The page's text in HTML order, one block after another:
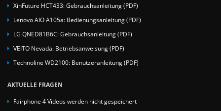
XinFuture HCT433: Gebrauchsanleitung (PDF)
Lenovo AIO A105a: Bedienungsanleitung (PDF)
LG QNED81B6C: Gebrauchsanleitung (PDF)
VEITO Nevada: Betriebsanweisung (PDF)
Technoline WD2100: Benutzeranleitung (PDF)
AKTUELLE FRAGEN
Fairphone 4 Videos werden nicht gespeichert